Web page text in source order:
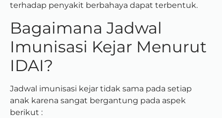
terhadap penyakit berbahaya dapat terbentuk.
Bagaimana Jadwal
Imunisasi Kejar Menurut
IDAI?
Jadwal imunisasi kejar tidak sama pada setiap
anak karena sangat bergantung pada aspek
berikut :